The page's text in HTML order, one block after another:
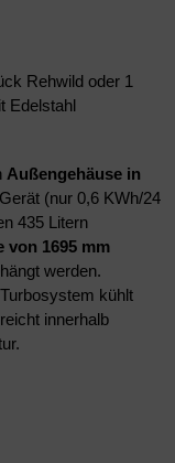
Rehwild oder 1
Edelstahl
Außengehäuse in
(nur 0,6 KWh/24
435 Litern
von 1695 mm
werden.
kühlt
innerhalb